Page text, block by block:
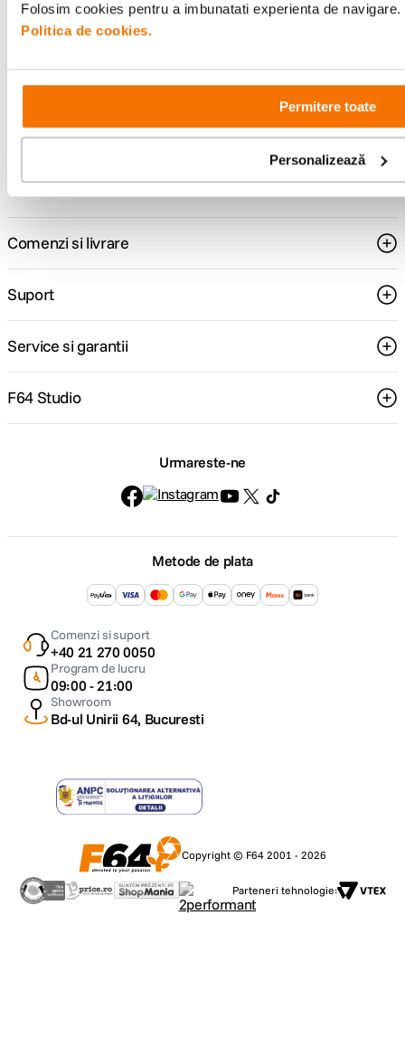
Folosim cookies pentru a imbunatati experienta de
Politica de cookies.
Permitere toate
Personalizează
Descopera inspiratie, recomandari utile,
ghiduri foto-video si oferte pregatite special
Consultanta
Livrare gratuita
499lei
Comenzi si livrare
Suport
Service si garantii
F64 Studio
Urmareste-ne
Metode de plata
Comenzi si suport
+40 21 270 0050
Program de lucru
09:00 - 21:00
Showroom
Bd-ul Unirii 64, Bucuresti
Copyright © F64 2001 - 2026
Parteneri tehnologie: